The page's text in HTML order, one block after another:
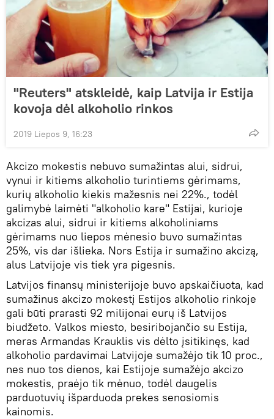
"Reuters" atskleidė, kaip Latvija ir Estija
kovoja dėl alkoholio rinkos
2019 Liepos 9, 16:23
Akcizo mokestis nebuvo sumažintas alui, sidrui,
vynui ir kitiems alkoholio turintiems gėrimams,
kurių alkoholio kiekis mažesnis nei 22%., todėl
galimybė laimėti "alkoholio kare" Estijai, kurioje
akcizas alui, sidrui ir kitiems alkoholiniams
gėrimams nuo liepos mėnesio buvo sumažintas
25%, vis dar išlieka. Nors Estija ir sumažino akcizą,
alus Latvijoje vis tiek yra pigesnis.
Latvijos finansų ministerijoje buvo apskaičiuota, kad
sumažinus akcizo mokestį Estijos alkoholio rinkoje
gali būti prarasti 92 milijonai eurų iš Latvijos
biudžeto. Valkos miesto, besiribojančio su Estija,
meras Armandas Krauklis vis dėlto įsitikinęs, kad
alkoholio pardavimai Latvijoje sumažėjo tik 10 proc.,
nes nuo tos dienos, kai Estijoje sumažėjo akcizo
mokestis, praėjo tik mėnuo, todėl daugelis
parduotuvių išparduoda prekes senosiomis
kainomis.